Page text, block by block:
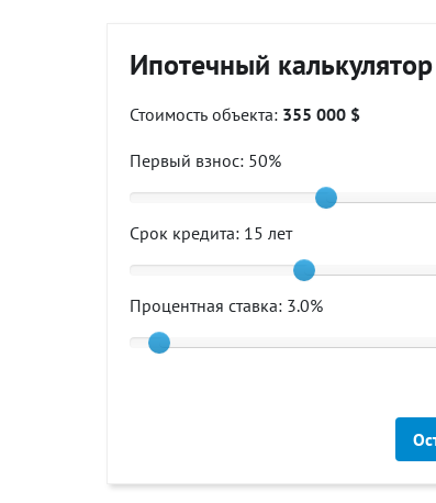
Ипотечный калькулятор
Стоимость объекта: 355 000 $
Первый взнос: 50%
Срок кредита: 15 лет
Процентная ставка: 3.0%